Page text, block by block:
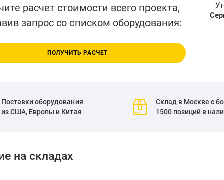
расчет стоимости всего проекта,
запрос со списком оборудования:
ПОЛУЧИТЬ РАСЧЕТ
Поставки оборудования
из США, Европы и Китая
Склад в Москве с
1500 позиций в
на складах